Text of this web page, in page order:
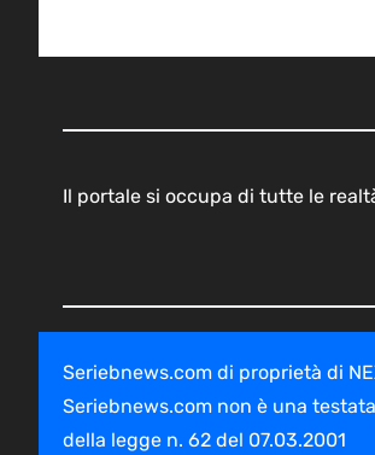
Il portale si occupa di tutte le
Seriebnews.com di proprietà di
Seriebnews.com non è una
della legge n. 62 del 07.03.2001